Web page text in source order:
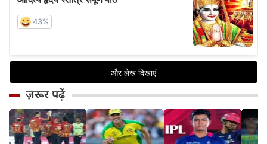
ज़रूर पढ़ें